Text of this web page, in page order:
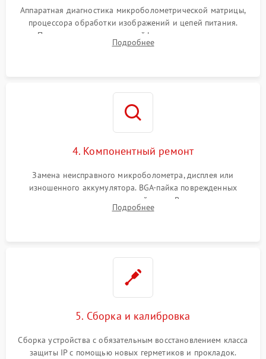
Аппаратная диагностика микроболометрической матрицы,
процессора обработки изображений и цепей питания.
Проверка целостности шлейфов, модуля памяти и
интерфейсов связи. Выявление сгоревших SMD-компонентов
Подробнее
4. Компонентный ремонт
Замена неисправного микроболометра, дисплея или
изношенного аккумулятора. BGA-пайка поврежденных
контроллеров на материнской плате. Восстановление
разъемов и кнопок, замена поврежденных элементов
Подробнее
5. Сборка и калибровка
Сборка устройства с обязательным восстановлением класса
защиты IP с помощью новых герметиков и прокладок.